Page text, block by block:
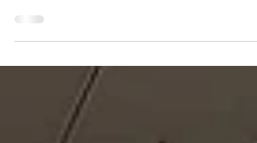
令和８年度第78回岩手県高等学校総合体育
５月28日（木）~５月31日（日） 会場：
州市総合体育館（Ｚアリーナ）・トヨタ紡
東北サンシャインアリーナ（北上総合体育
館）・江刺西体育館 男子 第１位 岩手県